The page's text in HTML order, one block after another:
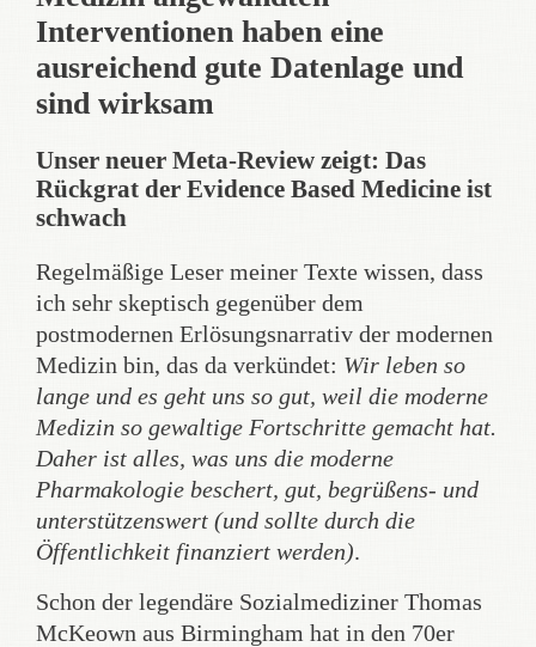
Interventionen haben eine
ausreichend gute Datenlage und
sind wirksam
Unser neuer Meta-Review zeigt: Das
Rückgrat der Evidence Based Medicine ist
schwach
Regelmäßige Leser meiner Texte wissen, dass
ich sehr skeptisch gegenüber dem
postmodernen Erlösungsnarrativ der modernen
Medizin bin, das da verkündet: Wir leben so
lange und es geht uns so gut, weil die moderne
Medizin so gewaltige Fortschritte gemacht hat.
Daher ist alles, was uns die moderne
Pharmakologie beschert, gut, begrüßens- und
unterstützenswert (und sollte durch die
Öffentlichkeit finanziert werden).
Schon der legendäre Sozialmediziner Thomas
McKeown aus Birmingham hat in den 70er